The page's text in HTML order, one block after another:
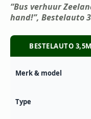
“Bus verhuur
hand!”, Bestelauto
BESTELAUTO
Merk & model
Type